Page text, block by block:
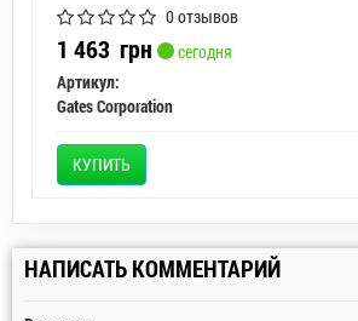
0 отзывов
1 463 грн
сегодня
Артикул:
Gates Corporation
КУПИТЬ
НАПИСАТЬ КОММЕНТАРИЙ